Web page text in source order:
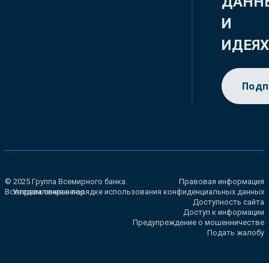
И
ИДЕЯХ
© 2025 Группа Всемирного банка.
Все права сохранены.
Правовая информация
Уведомление о порядке использования конфиденциальных данных
Доступность сайта
Доступ к информации
Предупреждение о мошенничестве
Подать жалобу